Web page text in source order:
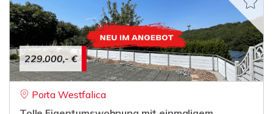
229.000,- €
Porta Westfalica